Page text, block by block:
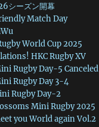
シーズン開幕
Match Day
World Cup 2025
HKC Rugby XV
Rugby Day-5 Canceled
Rugby Day 3-4
Rugby Day-2
Mini Rugby 2025
you World again Vol.2